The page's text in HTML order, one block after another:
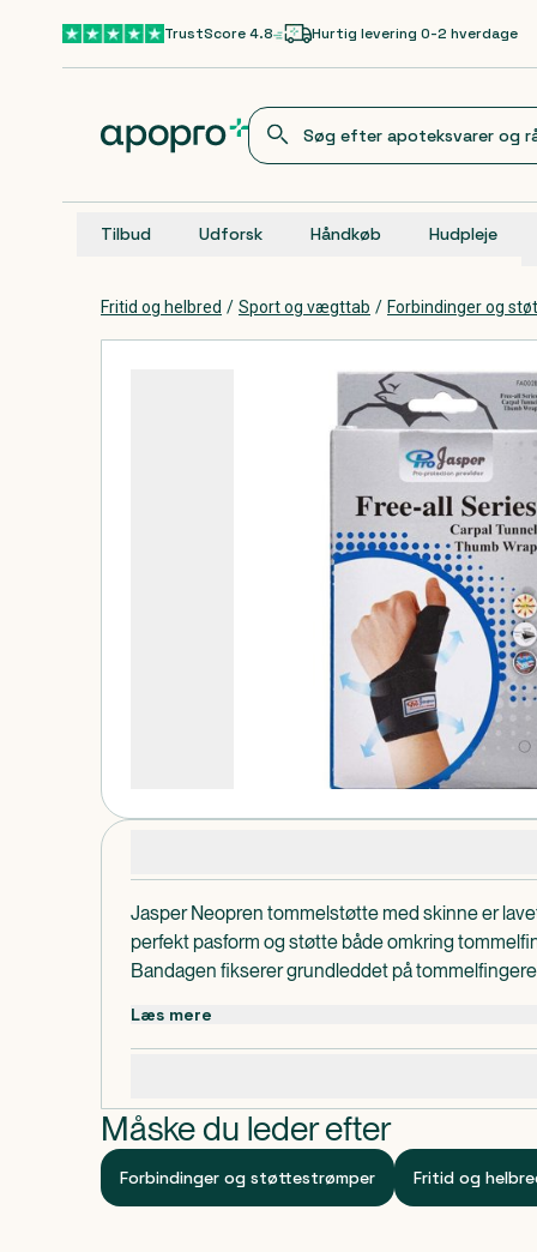
Gå til hovedindholdTrustScore 4.8 Hurtig levering 0-2 hverdage
Tilbud Udforsk Håndkøb Hudpleje
Fritid og helbred / Sport og vægttab / Forbindinger og
Jasper Neopren tommelstøtte med skinne er
perfekt pasform og støtte både omkring
Bandagen fikserer grundleddet på
Anvendelse:
Læs mere
Måske du leder efter
Forbindinger og støttestrømper Fritid og